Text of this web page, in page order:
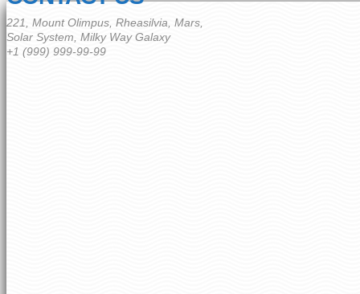
221, Mount Olimpus, Rheasilvia, Mars,
Solar System, Milky Way Galaxy
+1 (999) 999-99-99